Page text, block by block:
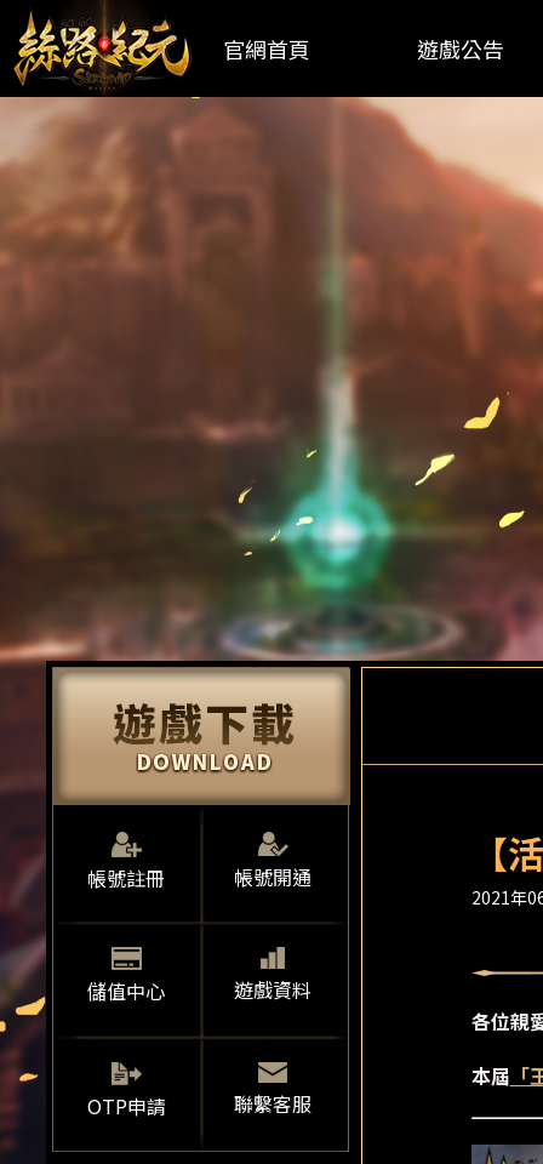
官網首頁 遊戲公告
帳號註冊 帳號開通
儲值中心 遊戲資料
OTP申請 聯繫客服
【
2021年
各位親
本屆